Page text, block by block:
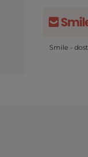
Smile -